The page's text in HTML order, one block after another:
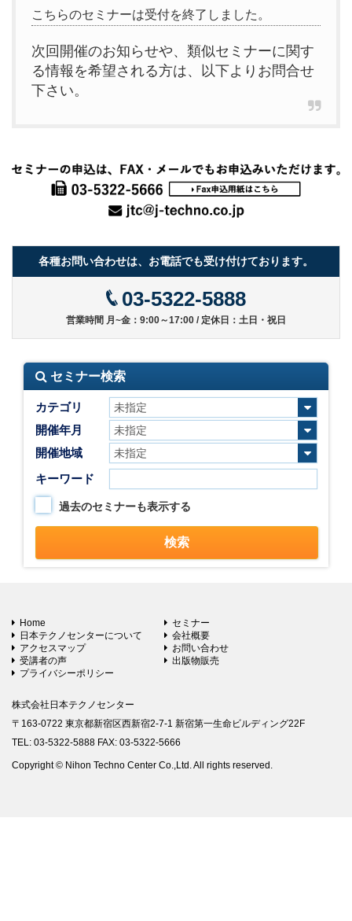
こちらのセミナーは受付を終了しました。
次回開催のお知らせや、類似セミナーに関す
る情報を希望される方は、以下よりお問合せ
下さい。
各種お問い合わせは、お電話でも受け付けております。
03-5322-5888
営業時間 月~金：9:00～17:00 / 定休日：土日・祝日
セミナー検索
カテゴリ
開催年月
開催地域
キーワード
過去のセミナーも表示する
Home
セミナー
日本テクノセンターについて
会社概要
アクセスマップ
お問い合わせ
受講者の声
出版物販売
プライバシーポリシー
株式会社日本テクノセンター
〒163-0722 東京都新宿区西新宿2-7-1 新宿第一生命ビルディング22F
TEL: 03-5322-5888 FAX: 03-5322-5666
Copyright © Nihon Techno Center Co.,Ltd. All rights reserved.